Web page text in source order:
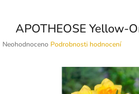
APOTHEOSE Yellow-
Průměrné
Neohodnoceno Podrobnosti hodnocení